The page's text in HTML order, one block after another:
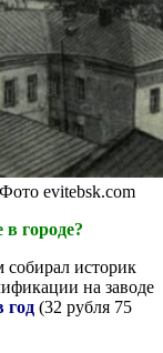
evitebsk.com
городе?
собирал историк
на заводе
год (32 рубля 75